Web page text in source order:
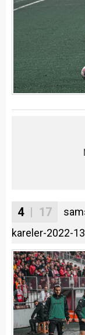
4| 17
kareler-2022-13